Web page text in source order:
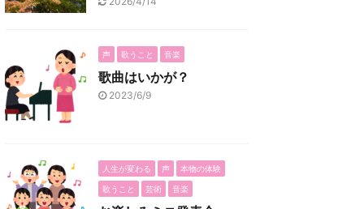
声 歌うこと 音楽
歌曲はいかが？
2023/6/9
人生が変わる 声 本物の体験
歌うこと 芸術 音楽